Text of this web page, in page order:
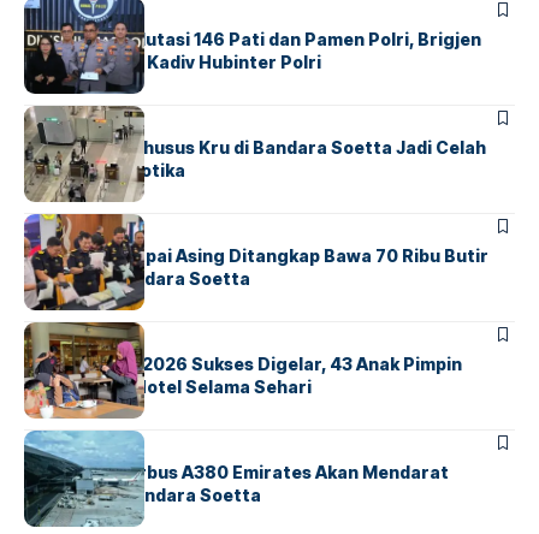
BERITA
Mabes Polri Mutasi 146 Pati dan Pamen Polri, Brigjen
Untung Jabat Kadiv Hubinter Polri
BANDARABERITA
Ketika Jalur Khusus Kru di Bandara Soetta Jadi Celah
Sindikat Narkotika
BANDARA BERITA
Kopilot Maskapai Asing Ditangkap Bawa 70 Ribu Butir
Ekstasi di Bandara Soetta
BERITAINDEX
GM For A Day 2026 Sukses Digelar, 43 Anak Pimpin
Operasional Hotel Selama Sehari
BANDARA BERITA
8 Agustus, Airbus A380 Emirates Akan Mendarat
Perdana di Bandara Soetta